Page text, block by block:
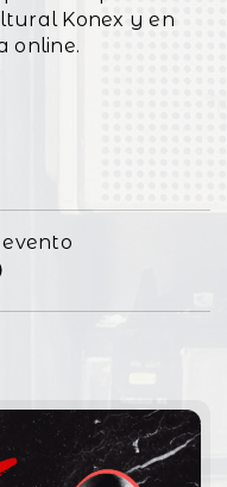
Konex y en
online.